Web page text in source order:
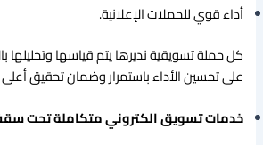
أداء قوي للحملات الإعلانية.
كل حملة تسويقية نديرها يتم قياسها وتحليلها
على تحسين الأداء باستمرار وضمان تحقيق أعلى
خدمات تسويق الكتروني متكاملة تحت